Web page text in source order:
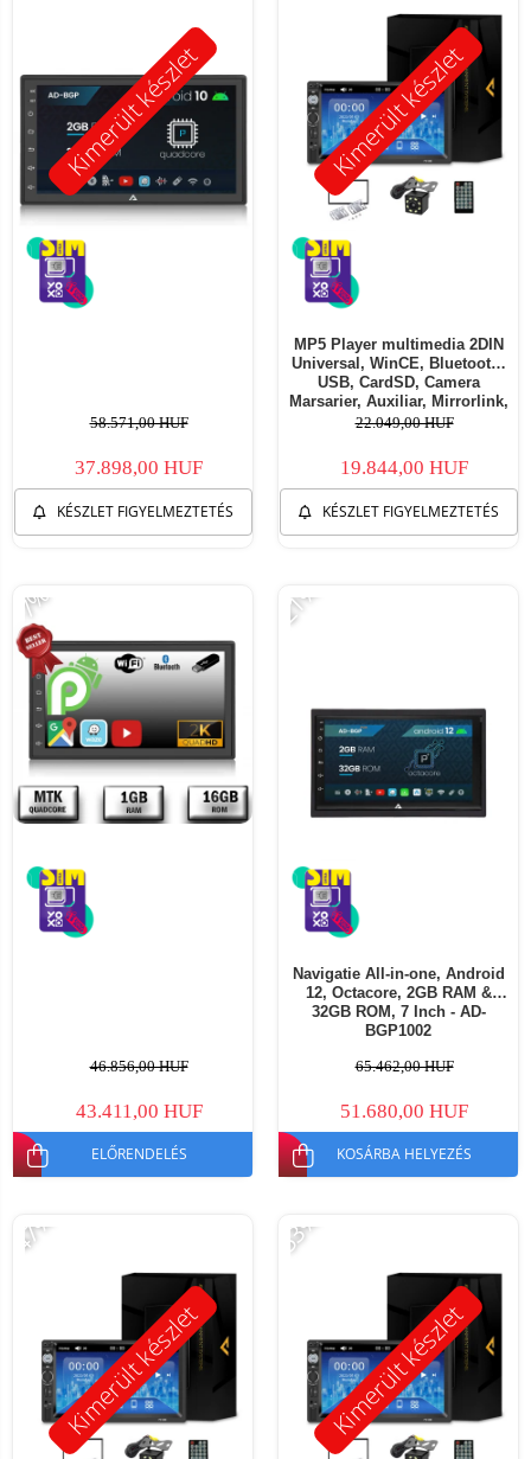
Kimerült készlet
58.571,00 HUF
37.898,00 HUF
KÉSZLET FIGYELMEZTETÉS
Kimerült készlet
MP5 Player multimedia 2DIN
Universal, WinCE, Bluetooth,
USB, CardSD, Camera
Marsarier, Auxiliar, Mirrorlink,
Touchscreen, - AD-BGP7010b
22.049,00 HUF
19.844,00 HUF
KÉSZLET FIGYELMEZTETÉS
-7%
46.856,00 HUF
43.411,00 HUF
ELŐRENDELÉS
-21%
Navigatie All-in-one, Android
12, Octacore, 2GB RAM &
32GB ROM, 7 Inch - AD-
BGP1002
65.462,00 HUF
51.680,00 HUF
KOSÁRBA HELYEZÉS
Kimerült készlet
-47%
Kimerült készlet
-53%